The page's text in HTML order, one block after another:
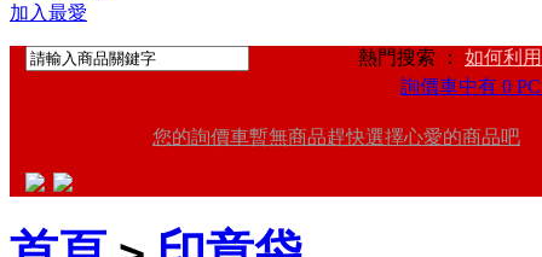
加入最愛
熱門搜索 ： 如何利
詢價車中有 0
您的詢價車暫無商品趕快選擇心愛的商品吧